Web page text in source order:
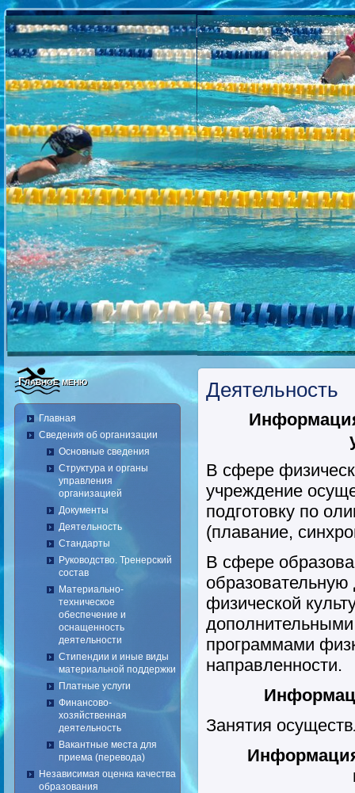
ГЛАВНАЯ ФОТОГАЛЕРЕЯ КОНТАКТЫ
СПОРТИВНАЯ ШКОЛА
Главное меню
Главная
Сведения об организации
Основные сведения
Структура и органы
управления
организацией
Документы
Деятельность
Стандарты
Руководство. Тренерский
состав
Материально-
техническое
обеспечение и
оснащенность
деятельности
Стипендии и иные виды
материальной поддержки
Платные услуги
Финансово-
хозяйственная
деятельность
Вакантные места для
приема (перевода)
Независимая оценка качества
образования
Деятельность
В сфере
учреждение
подготовку по
(плавание,
В сфере
образовательную
физической
программами
направленности.
Занятия